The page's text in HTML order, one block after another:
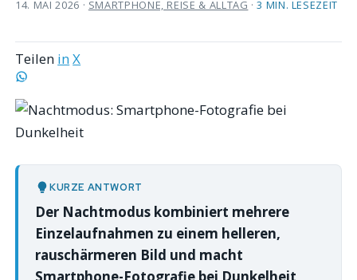
14. MAI 2026 · SMARTPHONE, REISE & ALLTAG ·3 MIN. LESEZEIT
Teilen inX
KURZE ANTWORT
Der Nachtmodus kombiniert mehrere
Einzelaufnahmen zu einem helleren,
rauschärmeren Bild und macht
Smartphone-Fotografie bei Dunkelheit